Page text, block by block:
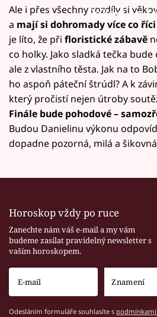
Failed to
Ale i přes všechny rozdíly si
a mají si dohromady více co říci
je líto, že při floristické zábavě
co holky. Jako sladká tečka
ale z vlastního těsta. Jak na to
ho aspoň páteční štrúdl? A k
který pročistí nejen útroby
Finále bude pohodové –
Budou Danielinu výkonu
dopadne pozorná, milá a
Horoskop vždy po ruce
Zanechte nám váš e-mail a my vám
budeme zasílat pravidelný newsletter s
vaším horoskopem.
Odesláním formuláře souhlasíte s